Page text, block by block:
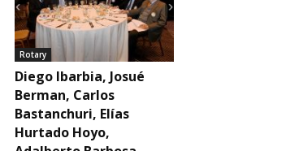
Rotary
Diego Ibarbia, Josué
Berman, Carlos
Bastanchuri, Elías
Hurtado Hoyo,